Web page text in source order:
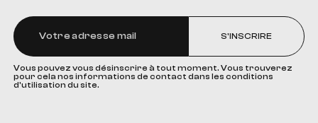
S'INSCRIRE
Vous pouvez vous désinscrire à tout moment. Vous trouverez
pour cela nos informations de contact dans les conditions
d'utilisation du site.